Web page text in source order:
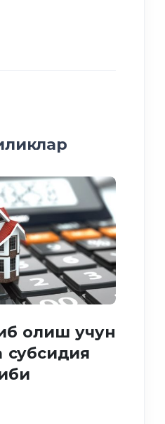
олиш учун
субсидия